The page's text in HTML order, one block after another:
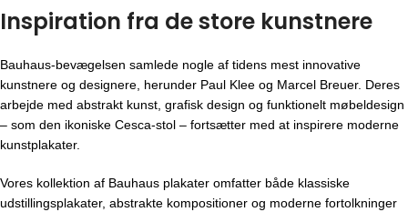
Inspiration fra de store kunstnere
Bauhaus-bevægelsen samlede nogle af tidens mest innovative
kunstnere og designere, herunder Paul Klee og Marcel Breuer. Deres
arbejde med abstrakt kunst, grafisk design og funktionelt møbeldesign
– som den ikoniske Cesca-stol – fortsætter med at inspirere moderne
kunstplakater.
Vores kollektion af Bauhaus plakater omfatter både klassiske
udstillingsplakater, abstrakte kompositioner og moderne fortolkninger